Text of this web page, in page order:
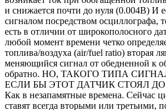
и снижается почти до нуля (0.004В) И
сигналом посредством осциллографа,
есть в отличии от широкополосного
любой момент времени четко
топлива/воздуха (air/fuel ratio) вторая
меняющийся сигнал от обедненной к
обратно. НО, ТАКОГО ТИПА
ЕСЛИ БЫ ЭТОТ ДАТЧИК СТОЯЛ
Как в незапамятные времена. Сейчас
ставят всегда вторыми или третьими,